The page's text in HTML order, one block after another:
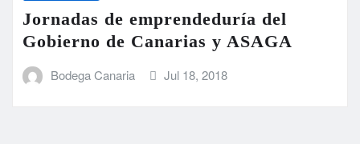
Jornadas de emprendeduría del
Gobierno de Canarias y ASAGA
Bodega Canaria Jul 18, 2018